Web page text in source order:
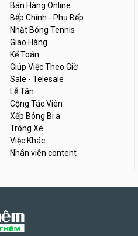
Bán Hàng Online
Bếp Chính - Phụ Bếp
Nhặt Bóng Tennis
Giao Hàng
Kế Toán
Giúp Việc Theo Giờ
Sale - Telesale
Lễ Tân
Cộng Tác Viên
Xếp Bóng Bi a
Trông Xe
Việc Khác
Nhân viên content